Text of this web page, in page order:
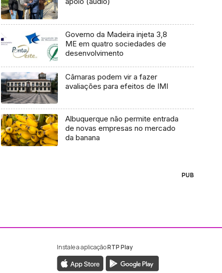
Governo da Madeira injeta 3,8
ME em quatro sociedades de
desenvolvimento
Câmaras podem vir a fazer
avaliações para efeitos de IMI
Albuquerque não permite entrada
de novas empresas no mercado
da banana
PUB
da RTP Madeira
da RTP Madeira
Instale a aplicaçãoRTP Play